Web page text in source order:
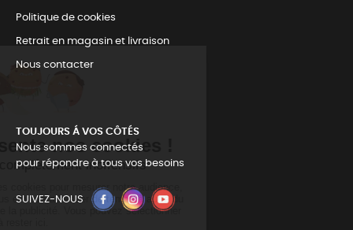
Politique de cookies
Retrait en magasin et livraison
Nous contacter
TOUJOURS Á VOS CÔTÉS
Nous sommes connectés
pour répondre à tous vos besoins
SUIVEZ-NOUS